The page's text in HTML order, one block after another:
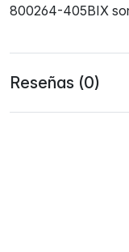
800264-405BIX
Reseñas (0)